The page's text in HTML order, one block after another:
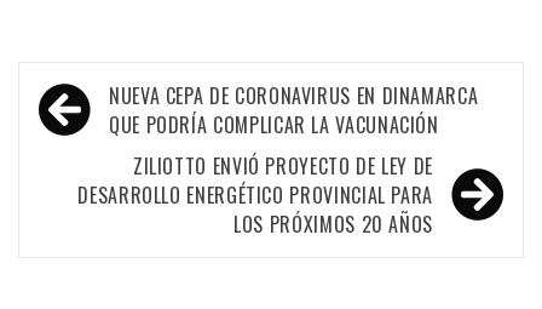
Navegación
de
entradas
NUEVA CEPA DE CORONAVIRUS EN DINAMARCA
QUE PODRÍA COMPLICAR LA VACUNACIÓN
ZILIOTTO ENVIÓ PROYECTO DE LEY DE
DESARROLLO ENERGÉTICO PROVINCIAL PARA
LOS PRÓXIMOS 20 AÑOS